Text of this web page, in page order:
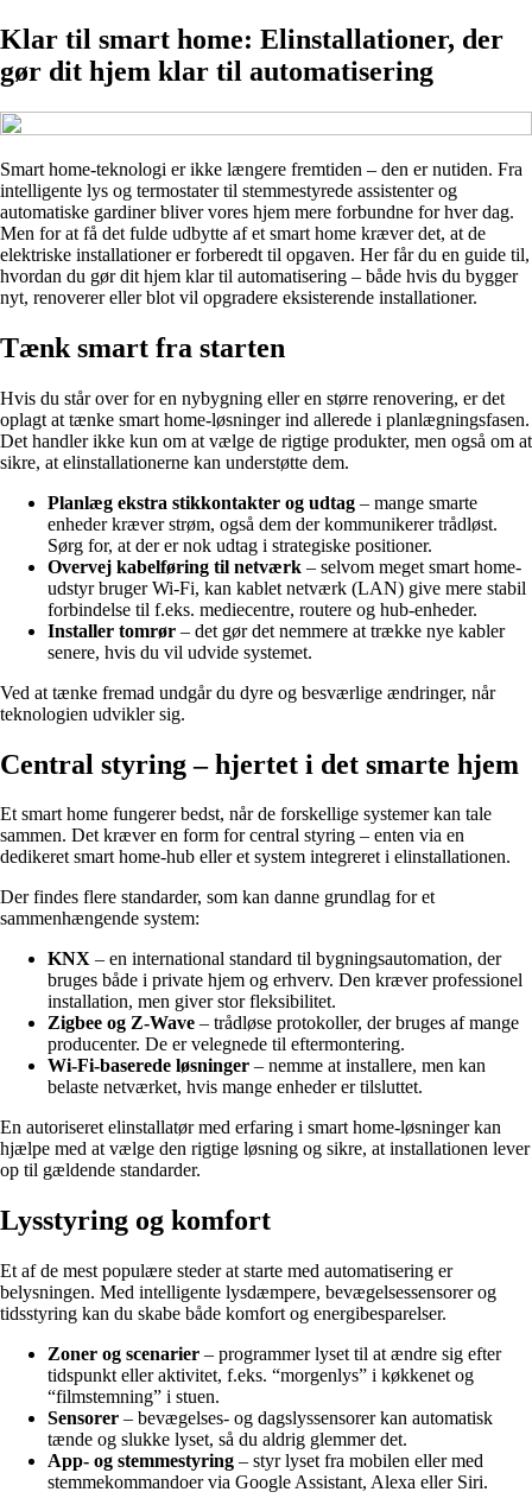
Klar til smart home: Elinstallationer, der
gør dit hjem klar til automatisering
Smart home-teknologi er ikke længere fremtiden – den er nutiden. Fra
intelligente lys og termostater til stemmestyrede assistenter og
automatiske gardiner bliver vores hjem mere forbundne for hver dag.
Men for at få det fulde udbytte af et smart home kræver det, at de
elektriske installationer er forberedt til opgaven. Her får du en guide til,
hvordan du gør dit hjem klar til automatisering – både hvis du bygger
nyt, renoverer eller blot vil opgradere eksisterende installationer.
Tænk smart fra starten
Hvis du står over for en nybygning eller en større renovering, er det
oplagt at tænke smart home-løsninger ind allerede i planlægningsfasen.
Det handler ikke kun om at vælge de rigtige produkter, men også om at
sikre, at elinstallationerne kan understøtte dem.
Planlæg ekstra stikkontakter og udtag – mange smarte
enheder kræver strøm, også dem der kommunikerer trådløst.
Sørg for, at der er nok udtag i strategiske positioner.
Overvej kabelføring til netværk – selvom meget smart home-
udstyr bruger Wi-Fi, kan kablet netværk (LAN) give mere stabil
forbindelse til f.eks. mediecentre, routere og hub-enheder.
Installer tomrør – det gør det nemmere at trække nye kabler
senere, hvis du vil udvide systemet.
Ved at tænke fremad undgår du dyre og besværlige ændringer, når
teknologien udvikler sig.
Central styring – hjertet i det smarte hjem
Et smart home fungerer bedst, når de forskellige systemer kan tale
sammen. Det kræver en form for central styring – enten via en
dedikeret smart home-hub eller et system integreret i elinstallationen.
Der findes flere standarder, som kan danne grundlag for et
sammenhængende system:
KNX – en international standard til bygningsautomation, der
bruges både i private hjem og erhverv. Den kræver professionel
installation, men giver stor fleksibilitet.
Zigbee og Z-Wave – trådløse protokoller, der bruges af mange
producenter. De er velegnede til eftermontering.
Wi-Fi-baserede løsninger – nemme at installere, men kan
belaste netværket, hvis mange enheder er tilsluttet.
En autoriseret elinstallatør med erfaring i smart home-løsninger kan
hjælpe med at vælge den rigtige løsning og sikre, at installationen lever
op til gældende standarder.
Lysstyring og komfort
Et af de mest populære steder at starte med automatisering er
belysningen. Med intelligente lysdæmpere, bevægelsessensorer og
tidsstyring kan du skabe både komfort og energibesparelser.
Zoner og scenarier – programmer lyset til at ændre sig efter
tidspunkt eller aktivitet, f.eks. “morgenlys” i køkkenet og
“filmstemning” i stuen.
Sensorer – bevægelses- og dagslyssensorer kan automatisk
tænde og slukke lyset, så du aldrig glemmer det.
App- og stemmestyring – styr lyset fra mobilen eller med
stemmekommandoer via Google Assistant, Alexa eller Siri.